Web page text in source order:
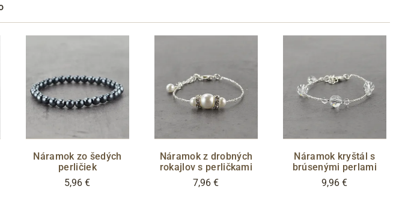
Cez Facebook
Cez Google
Náramok zo šedých
perličiek
5,96 €
Náramok z drobných
rokajlov s perličkami
7,96 €
Náramok kryštál s
brúsenými perlami
9,96 €